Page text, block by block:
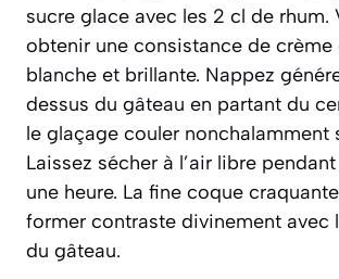
sucre glace avec les 2 cl de rhum.
obtenir une consistance de crème
blanche et brillante. Nappez
dessus du gâteau en partant du
le glaçage couler nonchalamment
Laissez sécher à l’air libre
une heure. La fine coque
former contraste divinement avec
du gâteau.